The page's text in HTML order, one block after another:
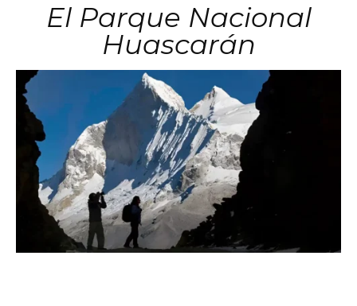
El Parque Nacional
Huascarán